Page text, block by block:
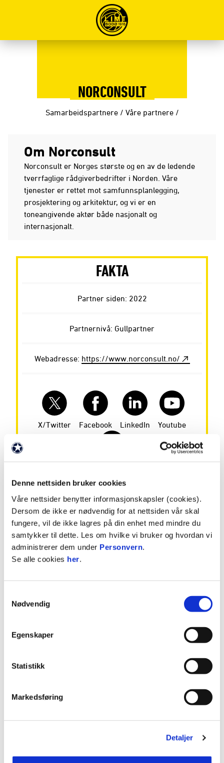
Denne nettsiden bruker cookies
Våre nettsider benytter informasjonskapsler (cookies).
Dersom de ikke er nødvendig for at nettsiden vår skal
fungere, vil de ikke lagres på din enhet med mindre du
samtykker til dette. Les om hvilke vi bruker og hvordan vi
administrerer dem under Personvern.
Se alle cookies her.
Nødvendig
Egenskaper
Statistikk
Markedsføring
Detaljer
NORCONSULT
Samarbeidspartnere / Våre partnere /
Om Norconsult
Norconsult er Norges største og en av de ledende
tverrfaglige rådgiverbedrifter i Norden. Våre
tjenester er rettet mot samfunnsplanlegging,
prosjektering og arkitektur, og vi er en
toneangivende aktør både nasjonalt og
internasjonalt.
FAKTA
Partner siden: 2022
Partnernivå: Gullpartner
Webadresse: https://www.norconsult.no/
X/Twitter Facebook LinkedIn Youtube
Instagram
19. feb. 2024